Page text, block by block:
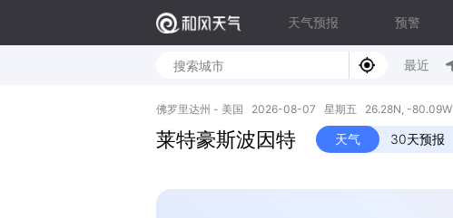
天气预报 预警
最近
佛罗里达州 - 美国 2026-08-07 星期五 26.28N, -80.09W
莱特豪斯波因特 天气 30天预报